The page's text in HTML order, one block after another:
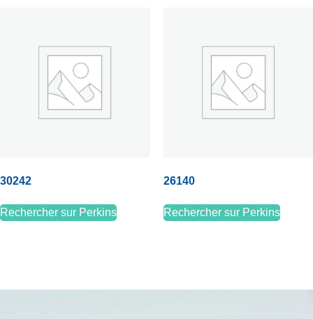
30242
Rechercher sur Perkins
26140
Rechercher sur Perkins